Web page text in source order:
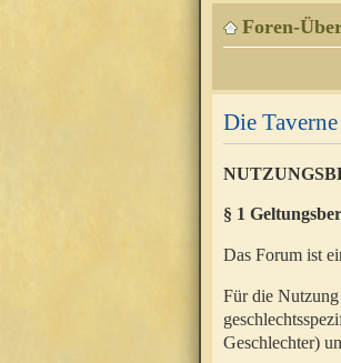
Foren-
Die
§ 1
Das Forum ist
Für die
Geschlechter)